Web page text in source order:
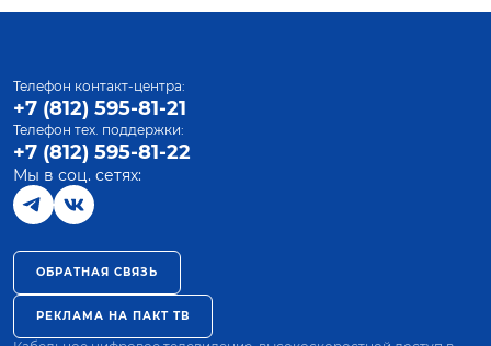
Телефон контакт-центра:
+7 (812) 595-81-21
Телефон тех. поддержки:
+7 (812) 595-81-22
Мы в соц. сетях:
ОБРАТНАЯ СВЯЗЬ
РЕКЛАМА НА ПАКТ ТВ